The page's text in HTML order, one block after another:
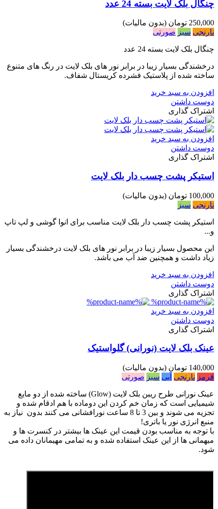
چنگال بلک لایت بسته 24 عدد
250,000 تومان
(بدون مالیات)
نارنجی سبز صورتی
چنگال بلک لایت بسته 24 عدد
درخشندگی بسیار زیبا در برابر نور های بلک لایت در رنگ های متنوع
ساخته شده از پلاستیک فشرده کریستال شفاف.
افزودن به سبد خرید
دوست داشتن
اشتراک گذاری
افزودن به سبد خرید
دوست داشتن
اشتراک گذاری
استیکر پشت چسب دار بلک لایت
100,000 تومان
(بدون مالیات)
نارنجی سبز
استیکر پشت چسب دار بلک لایت مناسب برای انوا گوشی و لپ تاپ
و...
این محصول بسیار زیبا در برابر نور های بلک لایت درخشندگی بسیار
زیاد داشت و همچنین ضد آب می باشد.
افزودن به سبد خرید
دوست داشتن
اشتراک گذاری
افزودن به سبد خرید
دوست داشتن
اشتراک گذاری
عینک بلک لایت (نورانی) گلواستیک
140,000 تومان
(بدون مالیات)
قرمز نارنجی آبی سبز صورتی
عینک نورانی طرح ریبن بلک لایت (Glow) ساخته شده از دو مایع
شیمیایی است که زمان خم کردن این دوماده با هم ادقام شده و
تجزیه می شوند و بین 3 تا 8 ساعت نورافشانی می کنند بدون نیاز به
منبع انرژی نور یا باتری!
با توجه به مناسب بودن قیمت این عینک ها بیشتر در کنسرت ها و
میهمانی ها از این عینک استفاده شده و به تمامی مهیمانان داده می
شود.